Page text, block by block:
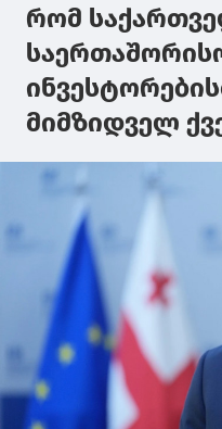
რომ
მიმზიდველ